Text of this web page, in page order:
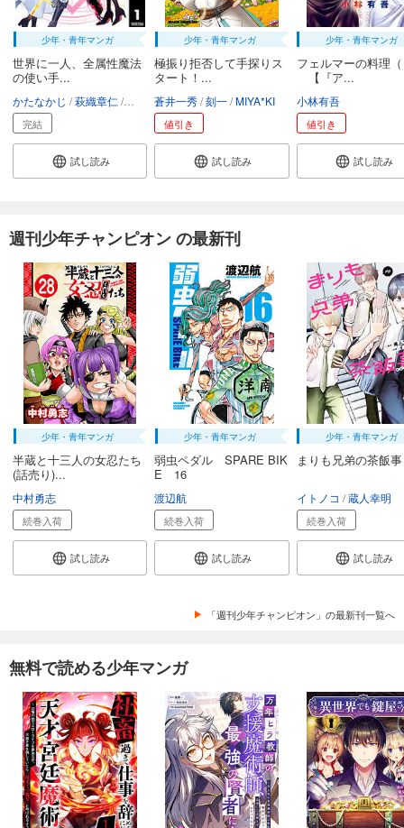
カート
試し読み
あらすじを表示する
弱虫ペダル 98
試し読み
弱虫ペダル 99
649
カート
試し読み
あらすじを表示する
弱虫ペダル 100
693円 (税込)
カート
試し読み
試し読み
あらすじを表示する
9/8入荷
あらすじを表示する
少年・青年マンガ
世界に一人、全属性魔法
の使い手...
かたなかじ 萩織章仁 山田こたろ
完結
試し読み
少年・青年マンガ
極振り拒否して手探りス
タート！...
蒼井一秀 刻一 MIYA*KI
値引き
試し読み
少年・青年マンガ
フェルマーの料理
【『ア...
小林有吾
値引き
試し読み
週刊少年チャンピオン の最新刊
少年・青年マンガ
半蔵と十三人の女忍たち
(話売り)...
中村勇志
続巻入荷
試し読み
少年・青年マンガ
弱虫ペダル SPARE BIK
E 16
渡辺航
続巻入荷
試し読み
少年・青年マンガ
まりも兄弟の茶飯
イトノコ 蔵人幸明
続巻入荷
試し読み
「週刊少年チャンピオン」の最新刊一覧へ
無料で読める少年マンガ